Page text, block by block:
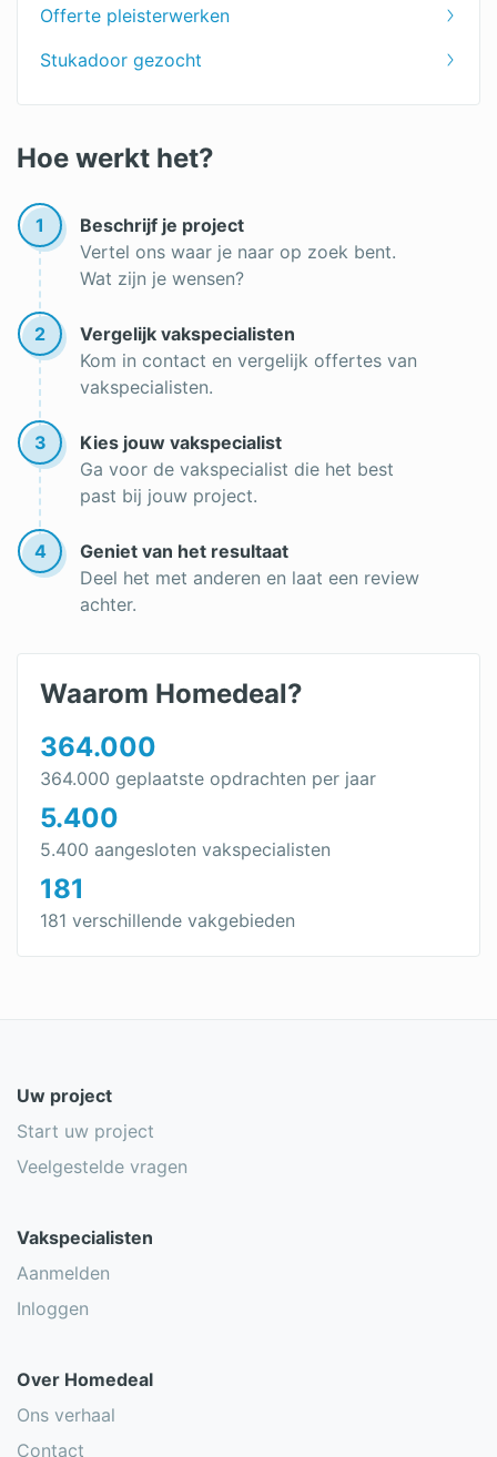
Offerte pleisterwerken
Stukadoor gezocht
Hoe werkt het?
1
Beschrijf je project
Vertel ons waar je naar op zoek bent.
Wat zijn je wensen?
2
Vergelijk vakspecialisten
Kom in contact en vergelijk offertes van
vakspecialisten.
3
Kies jouw vakspecialist
Ga voor de vakspecialist die het best
past bij jouw project.
4
Geniet van het resultaat
Deel het met anderen en laat een review
achter.
Waarom Homedeal?
364.000
364.000 geplaatste opdrachten per jaar
5.400
5.400 aangesloten vakspecialisten
181
181 verschillende vakgebieden
Uw project
Start uw project
Veelgestelde vragen
Vakspecialisten
Aanmelden
Inloggen
Over Homedeal
Ons verhaal
Contact